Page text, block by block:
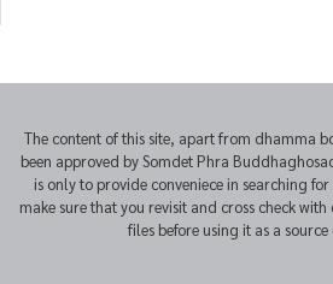
The content of this site, apart from dhamma
been approved by Somdet Phra
is only to provide conveniece in searching
make sure that you revisit and cross check
files before using it as a source